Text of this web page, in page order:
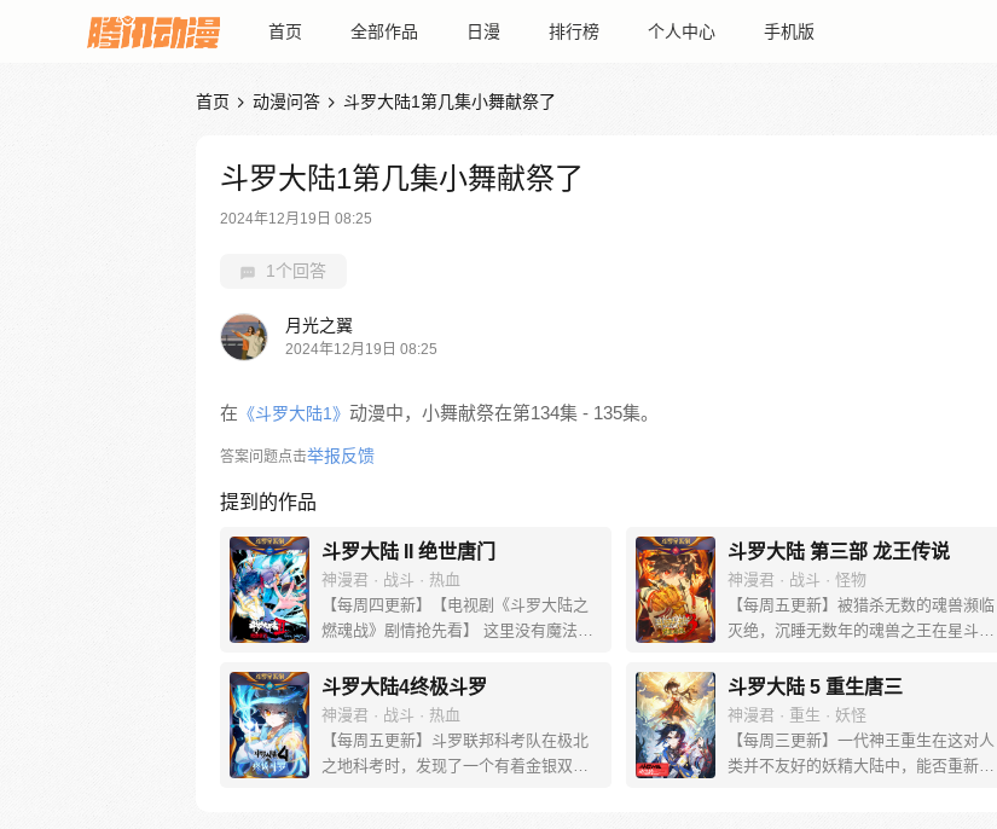
首页 全部作品 日漫 排行榜 个人中心 手机版
首页  动漫问答  斗罗大陆1第几集小舞献祭了
斗罗大陆1第几集小舞献祭了
2024年12月19日 08:25
1个回答
月光之翼
2024年12月19日 08:25
在 《斗罗大陆1》 动漫中，小舞献祭在第134集 - 135集。
答案问题点击举报反馈
提到的作品
斗罗大陆 II 绝世唐门
神漫君 · 战斗 · 热血
【每周四更新】【电视剧《斗罗大陆之
燃魂战》剧情抢先看】 这里没有魔法，
创立万年之后的斗罗大陆上，唐门式
微，一代天骄霍雨浩横空出世，一切的
神奇都将一一展现。 唐门暗器能否重振
雄风，唐门能否重现辉煌，一切尽绝世
斗罗大陆 第三部 龙王传说
神漫君 · 战斗 · 怪物
【每周五更新】被猎杀无数的魂兽濒临
灭绝，沉睡无数年的魂兽之王在星斗大
布。当“废武魂”遇上执着而顽强的少年唐
舞麟，万众瞩目的武魂传奇将再次被书
写。我们不期待奇迹，但要给奇迹一个
机会。
斗罗大陆4终极斗罗
神漫君 · 战斗 · 热血
【每周五更新】斗罗联邦科考队在极北
之地科考时，发现了一个有着金银双色
斗罗大陆 5 重生唐三
神漫君 · 重生 · 妖怪
【每周三更新】一代神王重生在这对人
类并不友好的妖精大陆中，能否重新追